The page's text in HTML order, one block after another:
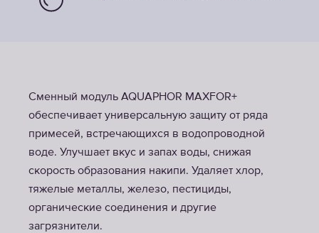
Сменный модуль AQUAPHOR MAXFOR+
обеспечивает универсальную защиту от ряда
примесей, встречающихся в водопроводной
воде. Улучшает вкус и запах воды, снижая
скорость образования накипи. Удаляет хлор,
тяжелые металлы, железо, пестициды,
органические соединения и другие
загрязнители.